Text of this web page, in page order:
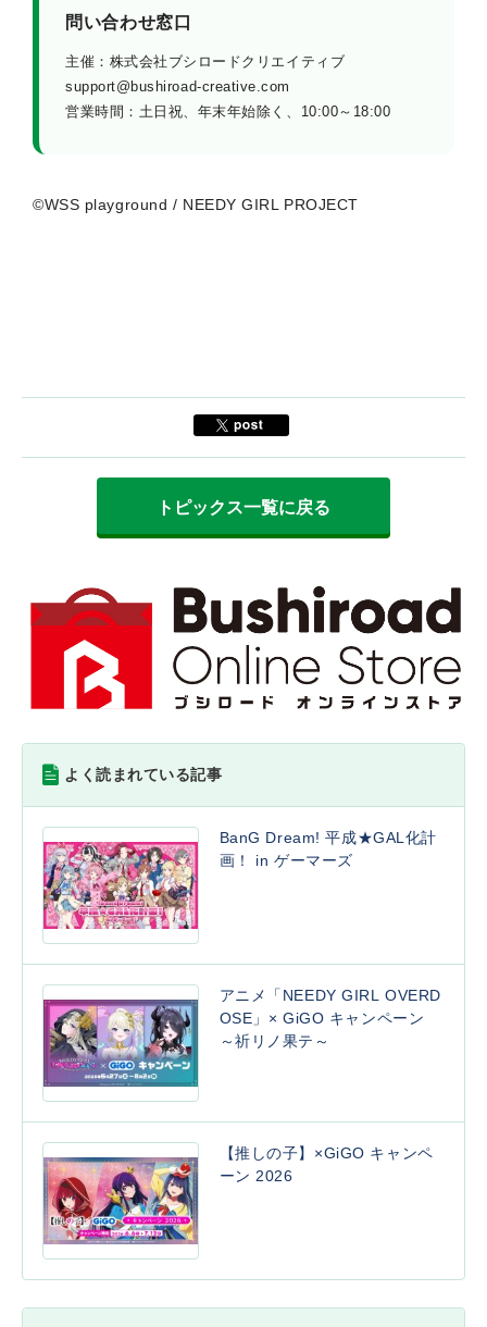
問い合わせ窓口
主催：株式会社ブシロードクリエイティブ
support@bushiroad-creative.com
営業時間：土日祝、年末年始除く、10:00～18:00
©WSS playground / NEEDY GIRL PROJECT
トピックス一覧に戻る
よく読まれている記事
BanG Dream! 平成★GAL化計
画！ in ゲーマーズ
アニメ「NEEDY GIRL OVERD
OSE」× GiGO キャンペーン
～祈リノ果テ～
【推しの子】×GiGO キャンペ
ーン 2026